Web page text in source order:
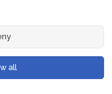
बदलें
में बदलें
में बदलें
में बदलें
बदलें
all